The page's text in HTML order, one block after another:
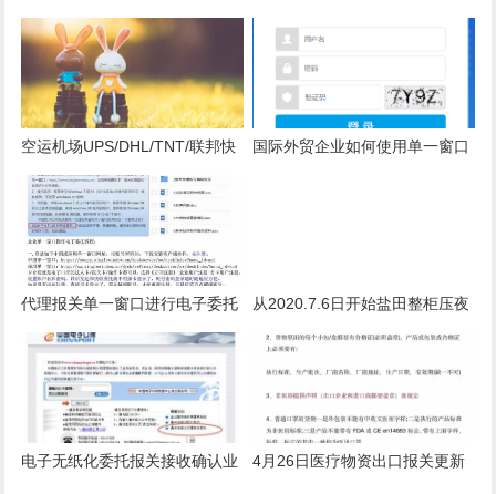
账号，申请单抬头海关原产地证
买单报关需要提供什么文件？
空运机场UPS/DHL/TNT/联邦快
递FEDEX报关
国际外贸企业如何使用单一窗口
代理报关单一窗口进行电子委托
教程
从2020.7.6日开始盐田整柜压夜
熏蒸已搬迁到盐田码头西港区操
作
电子无纸化委托报关接收确认业
4月26日医疗物资出口报关更新